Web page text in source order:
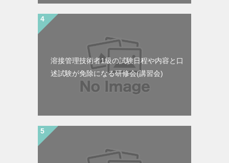
溶接管理技術者1級の試験日程や内容と口
述試験が免除になる研修会(講習会)